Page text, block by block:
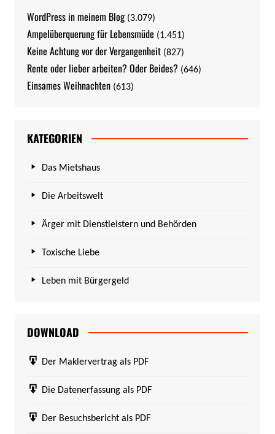
WordPress in meinem Blog (3.079)
Ampelüberquerung für Lebensmüde (1.451)
Keine Achtung vor der Vergangenheit (827)
Rente oder lieber arbeiten? Oder Beides? (646)
Einsames Weihnachten (613)
KATEGORIEN
Das Mietshaus
Die Arbeitswelt
Ärger mit Dienstleistern und Behörden
Toxische Liebe
Leben mit Bürgergeld
DOWNLOAD
Der Maklervertrag als PDF
Die Datenerfassung als PDF
Der Besuchsbericht als PDF